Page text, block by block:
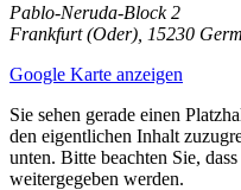
Pablo-Neruda-Block 2
Frankfurt (Oder) 15230
Google Karte anzeigen
Sie sehen gerade einen
den eigentlichen Inhalt
unten. Bitte beachten Sie,
weitergegeben werden.